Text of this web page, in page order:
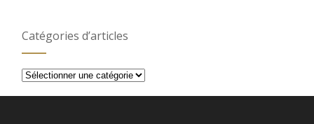
Catégories d’articles
Catégories